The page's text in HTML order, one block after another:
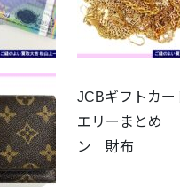
JCBギフト
エリーまとめ
ン 財布